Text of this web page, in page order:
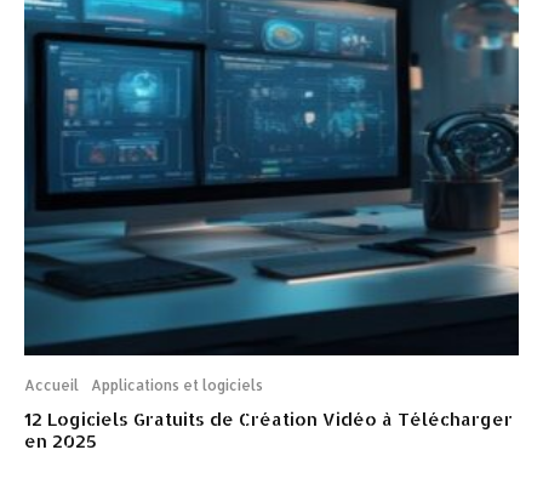
Accueil Applications et logiciels
12 Logiciels Gratuits de Création Vidéo à Télécharger
en 2025